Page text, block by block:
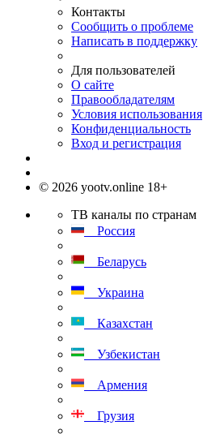
Контакты
Сообщить о проблеме
Написать в поддержку
Для пользователей
О сайте
Правообладателям
Условия использования
Конфиденциальность
Вход и регистрация
© 2026 yootv.online 18+
ТВ каналы по странам
Россия
Беларусь
Украина
Казахстан
Узбекистан
Армения
Грузия